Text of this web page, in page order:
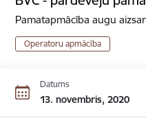
Pamatapmācība augu
Operatoru apmācība
Datums
13. novembris, 2020